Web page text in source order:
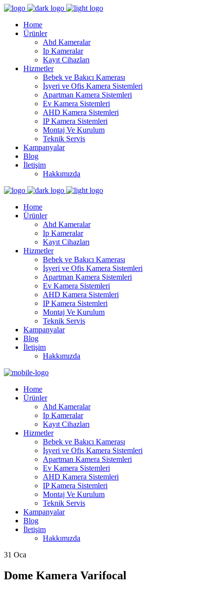
Home
Ürünler
Ahd Kameralar
Ip Kameralar
Kayıt Cihazları
Hizmetler
Bebek ve Bakıcı Kamerası
İşyeri ve Ofis Kamera Sistemleri
Apartman Kamera Sistemleri
Ev Kamera Sistemleri
AHD Kamera Sistemleri
IP Kamera Sistemleri
Montaj Ve Kurulum
Teknik Servis
Kampanyalar
Blog
İletişim
Hakkımızda
Home
Ürünler
Ahd Kameralar
Ip Kameralar
Kayıt Cihazları
Hizmetler
Bebek ve Bakıcı Kamerası
İşyeri ve Ofis Kamera Sistemleri
Apartman Kamera Sistemleri
Ev Kamera Sistemleri
AHD Kamera Sistemleri
IP Kamera Sistemleri
Montaj Ve Kurulum
Teknik Servis
Kampanyalar
Blog
İletişim
Hakkımızda
Home
Ürünler
Ahd Kameralar
Ip Kameralar
Kayıt Cihazları
Hizmetler
Bebek ve Bakıcı Kamerası
İşyeri ve Ofis Kamera Sistemleri
Apartman Kamera Sistemleri
Ev Kamera Sistemleri
AHD Kamera Sistemleri
IP Kamera Sistemleri
Montaj Ve Kurulum
Teknik Servis
Kampanyalar
Blog
İletişim
Hakkımızda
31 Oca
Dome Kamera Varifocal